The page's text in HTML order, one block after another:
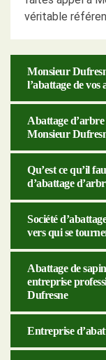
véritable
Monsieur
l’abattage de vos
Abattage d’arbre
Monsieur
Qu’est ce qu’il
d’abattage
Société
vers qui se
Abattage de
entreprise
Dufresne
Entreprise